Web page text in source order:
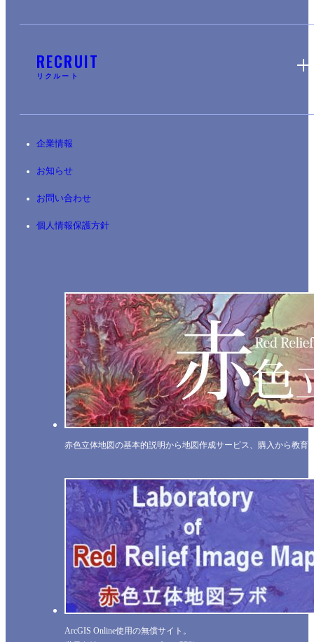
RECRUIT
リクルート
企業情報
お知らせ
お問い合わせ
個人情報保護方針
赤色立体地図の基本的説明から地図作成サービス、購入から教育
ArcGIS Online使用の無償サイト。